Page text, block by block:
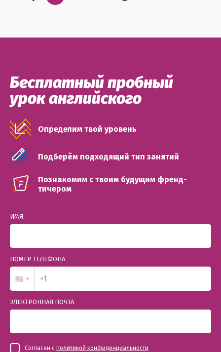
Бесплатный пробный
урок английского
Определим твой уровень
Подберём подходящий тип занятий
Познакомим с твоим будущим френд-
тичером
ИМЯ
НОМЕР ТЕЛЕФОНА
ЭЛЕКТРОННАЯ ПОЧТА
Согласен с политикой конфиденциальности